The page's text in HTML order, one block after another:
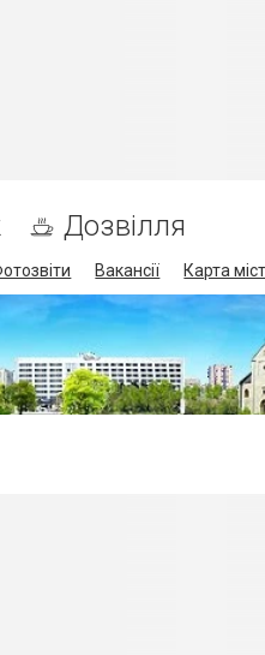
Дозвілля
Вакансії Карта